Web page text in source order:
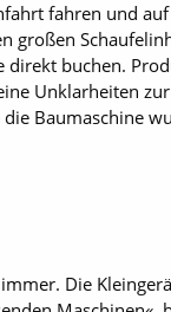
fahren und
großen
buchen.
Unklarheiten
Baumaschine
Die